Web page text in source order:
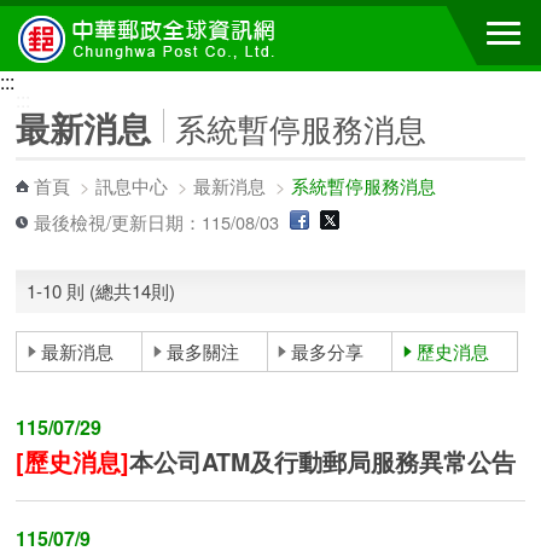
跳到主要內容區塊
:::
最新消息 系統暫停服務消息
首頁 >訊息中心 >最新消息 > 系統暫停服務消息
最後檢視/更新日期：115/08/03
1-10 則 (總共14則)
最新消息 最多關注 最多分享 歷史消息
115/07/29
[歷史消息]本公司ATM及行動郵局服務異常公告
115/07/9